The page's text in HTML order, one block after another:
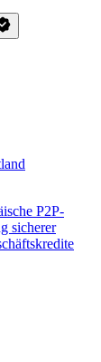
P2P-
sicherer